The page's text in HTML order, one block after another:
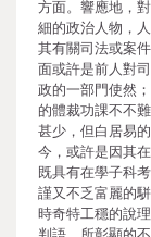
方面。響應地，
細的政治人物，
其有關司法或案
面或許是前人對
政的一部門使然
的體裁功課不不
甚少，但白居易
今，或許是因其
既具有在學子科
謹又不乏富麗的
時奇特工穩的說